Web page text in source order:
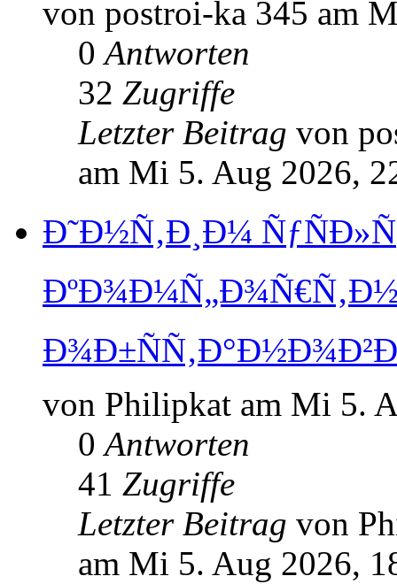
von postroi-ka 345 am
0Antworten
32 Zugriffe
Letzter Beitrag von
am Mi 5. Aug 2026,
Ð˜Ð½Ñ‚Ð¸Ð¼
von Philipkat am Mi 5.
0Antworten
41 Zugriffe
Letzter Beitrag von
am Mi 5. Aug 2026,